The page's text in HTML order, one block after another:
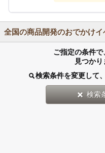
全国の商品開発のおでかけ
ご指定の条件
見つかり
検索条件を変更して
検索